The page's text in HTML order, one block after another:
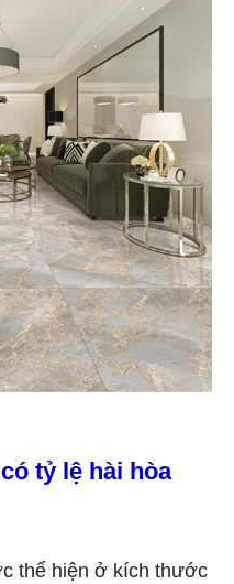
tỷ lệ hài hòa
thể hiện ở kích thước